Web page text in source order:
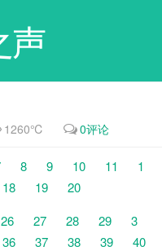
声
1260℃ 0评论
8 9 10 11
1
18 19
20
26 27 28 29
3
36 37 38 39
40